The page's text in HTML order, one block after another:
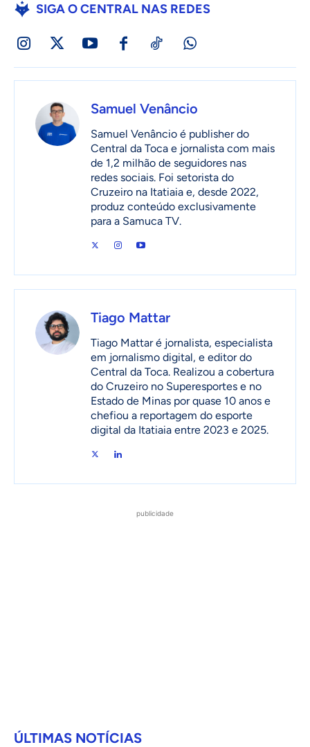
SIGA O CENTRAL NAS REDES
Samuel Venâncio
Samuel Venâncio é publisher do
Central da Toca e jornalista com mais
de 1,2 milhão de seguidores nas
redes sociais. Foi setorista do
Cruzeiro na Itatiaia e, desde 2022,
produz conteúdo exclusivamente
para a Samuca TV.
Tiago Mattar
Tiago Mattar é jornalista, especialista
em jornalismo digital, e editor do
Central da Toca. Realizou a cobertura
do Cruzeiro no Superesportes e no
Estado de Minas por quase 10 anos e
chefiou a reportagem do esporte
digital da Itatiaia entre 2023 e 2025.
publicidade
ÚLTIMAS NOTÍCIAS